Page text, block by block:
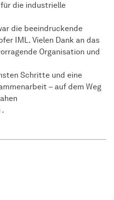
die industrielle
die beeindruckende
IML. Vielen Dank an das
Organisation und
Schritte und eine
– auf dem Weg
.